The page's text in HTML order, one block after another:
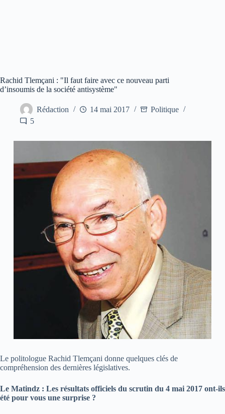
Rachid Tlemçani : "Il faut faire avec ce nouveau parti
d’insoumis de la société antisystème"
Rédaction 14 mai 2017
Politique
5
Le politologue Rachid Tlemçani donne quelques clés de
compréhension des dernières législatives.
Le Matindz : Les résultats officiels du scrutin du 4 mai 2017 ont-ils
été pour vous une surprise ?